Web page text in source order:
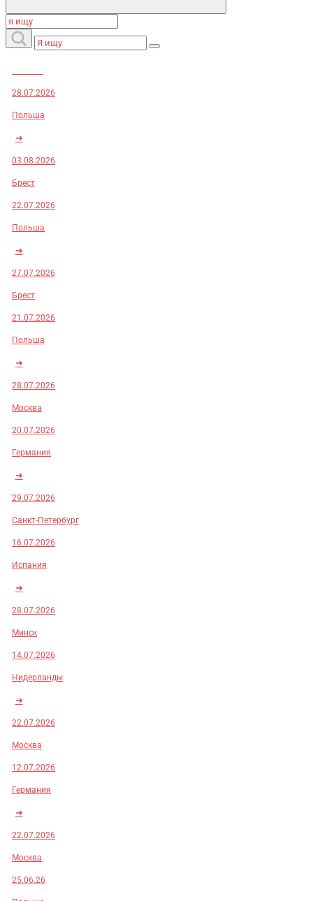
28.07.2026
Польша
➜
03.08.2026
Брест
22.07.2026
Польша
➜
27.07.2026
Брест
21.07.2026
Польша
➜
28.07.2026
Москва
20.07.2026
Германия
➜
29.07.2026
Санкт-Петербург
16.07.2026
Испания
➜
28.07.2026
Минск
14.07.2026
Нидерланды
➜
22.07.2026
Москва
12.07.2026
Германия
➜
22.07.2026
Москва
25.06.26